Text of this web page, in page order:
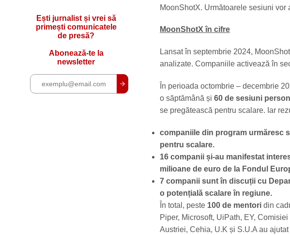
Ești jurnalist și vrei să
primești comunicatele
de presă?
Abonează-te la
newsletter
MoonShotX. Următoarele sesiuni vor
MoonShotX în cifre
Lansat în septembrie 2024,
analizate. Companiile activează în
În perioada octombrie – decembrie
o săptămână și 60 de sesiuni
se pregătească pentru scalare. Iar
companiile din program urmăresc
pentru scalare.
16 companii și-au manifestat
milioane de euro de la Fondul
7 companii sunt în discuții cu
o potențială scalare în regiune.
În total, peste 100 de mentori din
Piper, Microsoft, UiPath, EY,
Austriei, Cehia, U.K și S.U.A au